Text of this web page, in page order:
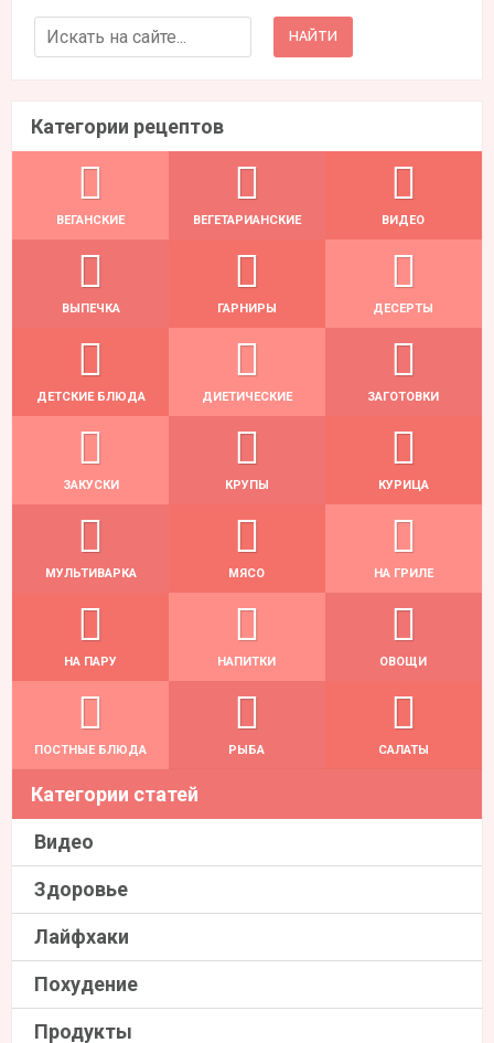
Search for:
Категории рецептов
ВЕГАНСКИЕ ВЕГЕТАРИАНСКИЕ ВИДЕО
ВЫПЕЧКА ГАРНИРЫ ДЕСЕРТЫ
ДЕТСКИЕ БЛЮДА ДИЕТИЧЕСКИЕ ЗАГОТОВКИ
ЗАКУСКИ КРУПЫ КУРИЦА
МУЛЬТИВАРКА МЯСО НА ГРИЛЕ
НА ПАРУ НАПИТКИ ОВОЩИ
ПОСТНЫЕ БЛЮДА РЫБА САЛАТЫ
Категории статей
Видео
Здоровье
Лайфхаки
Похудение
Продукты